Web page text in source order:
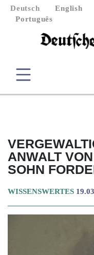
Deutsch English
Português
ANWALT
SOHN
WISSENSWERTES